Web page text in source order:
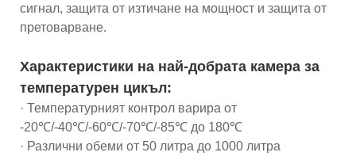
сигнал, защита от изтичане на мощност и защита от
претоварване.
Характеристики на най-добрата камера за
температурен цикъл:
· Температурният контрол варира от
-20℃/-40℃/-60℃/-70℃/-85℃ до 180℃
· Различни обеми от 50 литра до 1000 литра